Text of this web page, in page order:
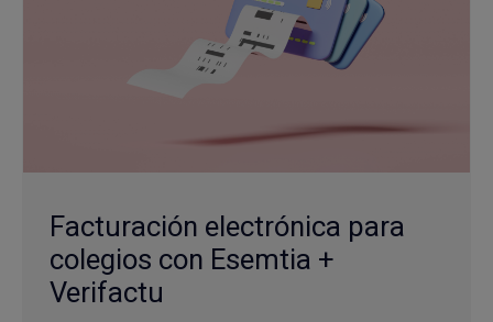
Facturación electrónica para
colegios con Esemtia +
Verifactu